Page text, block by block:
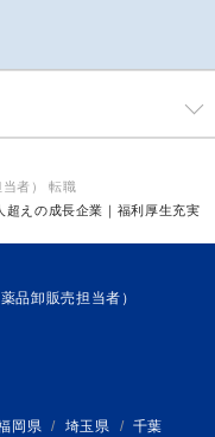
者） 転職
えの成長企業｜福利厚生充実
品卸販売担当者）
岡県 / 埼玉県 / 千葉